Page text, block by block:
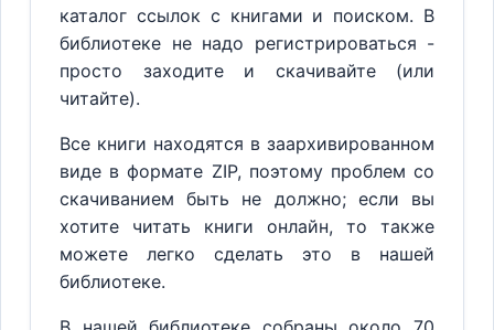
каталог ссылок с книгами и поиском. В
библиотеке не надо регистрироваться -
просто заходите и скачивайте (или
читайте).
Все книги находятся в заархивированном
виде в формате ZIP, поэтому проблем со
скачиванием быть не должно; если вы
хотите читать книги онлайн, то также
можете легко сделать это в нашей
библиотеке.